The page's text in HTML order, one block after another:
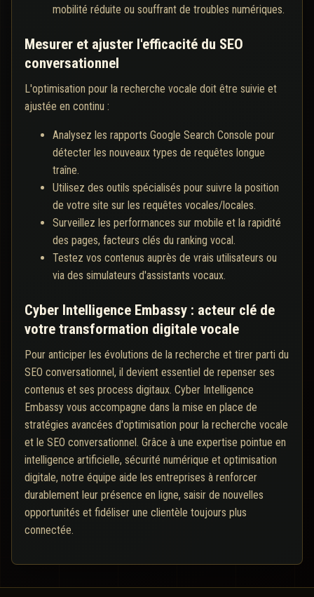
mobilité réduite ou souffrant de troubles numériques.
Mesurer et ajuster l'efficacité du SEO
conversationnel
L'optimisation pour la recherche vocale doit être suivie et
ajustée en continu :
Analysez les rapports Google Search Console pour
détecter les nouveaux types de requêtes longue
traîne.
Utilisez des outils spécialisés pour suivre la position
de votre site sur les requêtes vocales/locales.
Surveillez les performances sur mobile et la rapidité
des pages, facteurs clés du ranking vocal.
Testez vos contenus auprès de vrais utilisateurs ou
via des simulateurs d'assistants vocaux.
Cyber Intelligence Embassy : acteur clé de
votre transformation digitale vocale
Pour anticiper les évolutions de la recherche et tirer parti du
SEO conversationnel, il devient essentiel de repenser ses
contenus et ses process digitaux. Cyber Intelligence
Embassy vous accompagne dans la mise en place de
stratégies avancées d'optimisation pour la recherche vocale
et le SEO conversationnel. Grâce à une expertise pointue en
intelligence artificielle, sécurité numérique et optimisation
digitale, notre équipe aide les entreprises à renforcer
durablement leur présence en ligne, saisir de nouvelles
opportunités et fidéliser une clientèle toujours plus
connectée.